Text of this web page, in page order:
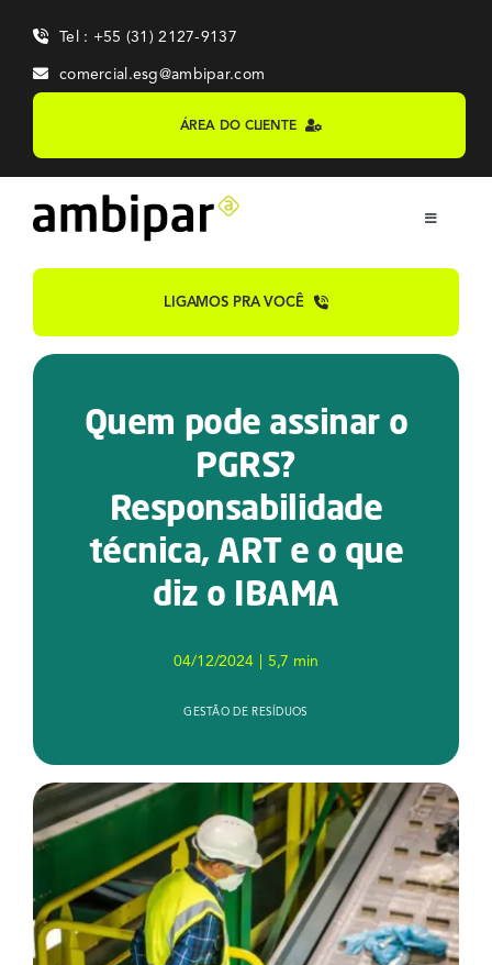
content
Tel : +55 (31) 2127-9137
comercial.esg@ambipar.com
ÁREA DO CLIENTE
Toggle
Home
Notícias e Conteúdos
LIGAMOS PRA VOCÊ
Quem pode assinar o
PGRS?
Responsabilidade
técnica, ART e o que
diz o IBAMA
04/12/2024 5,7 min
GESTÃO DE RESÍDUOS